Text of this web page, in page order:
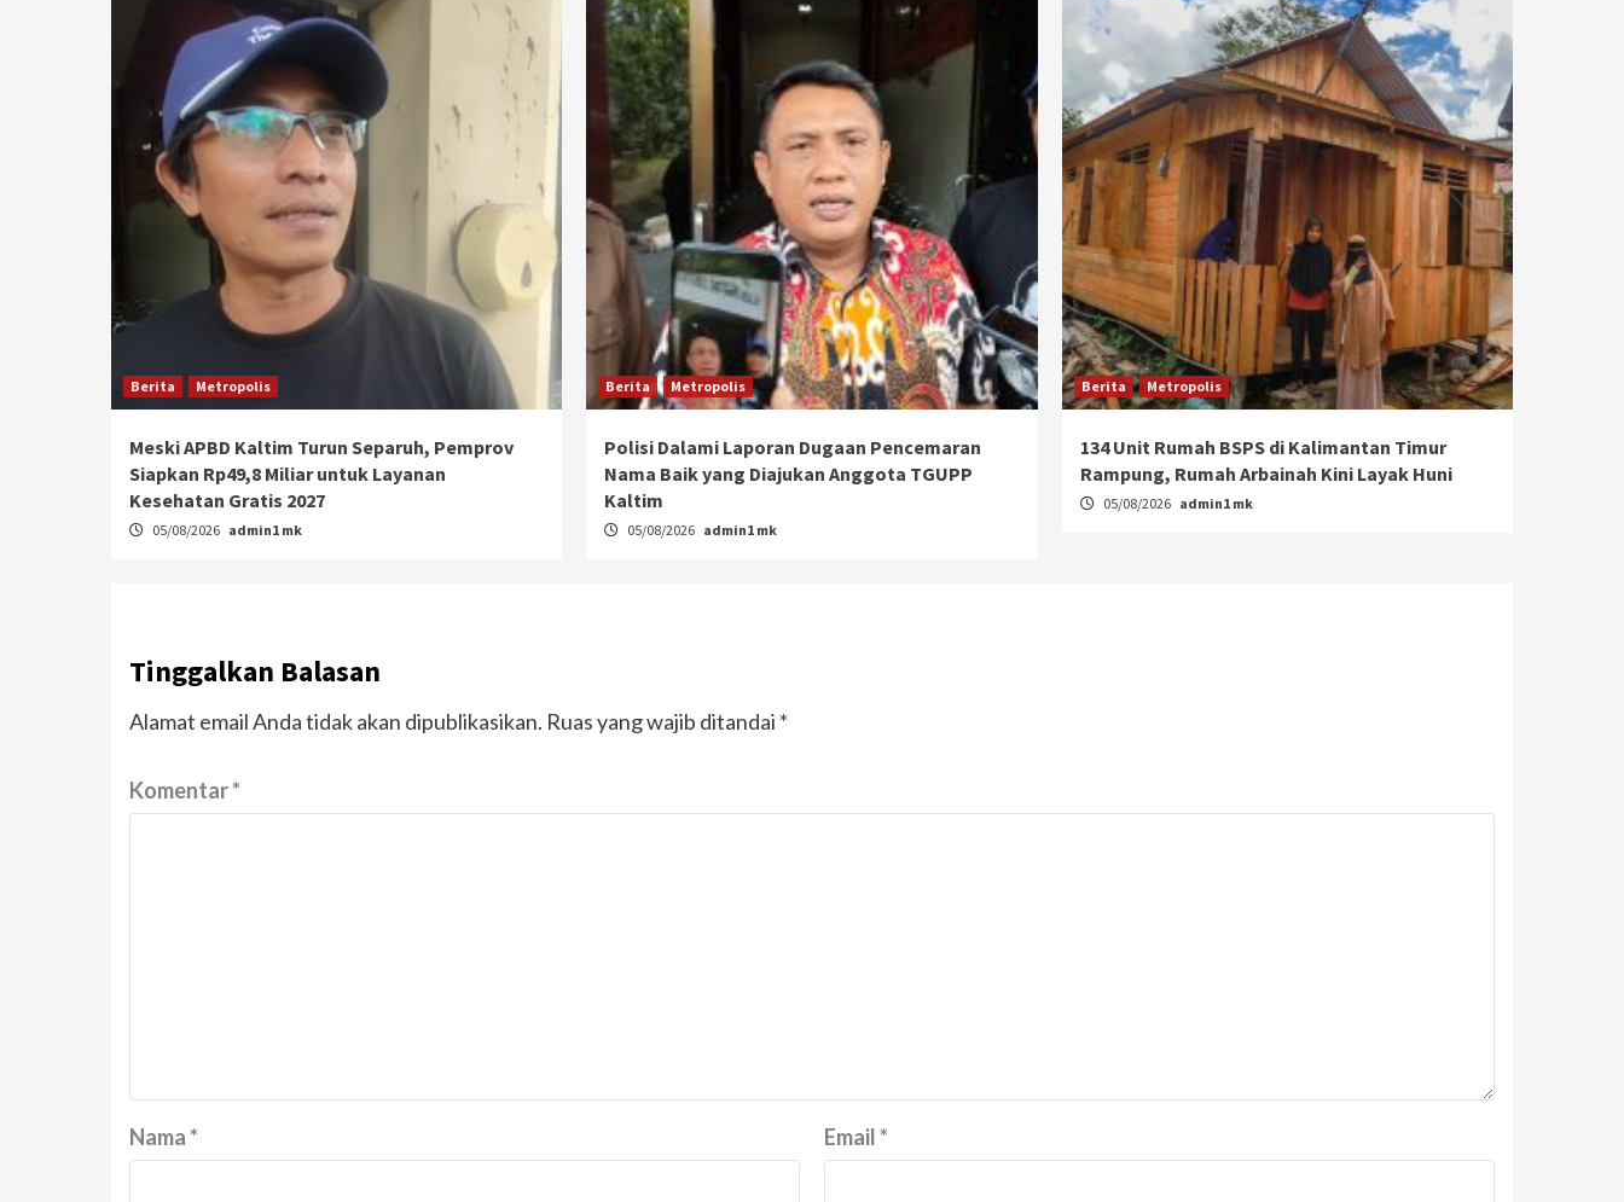
Berita Metropolis
Meski APBD Kaltim Turun Separuh, Pemprov
Siapkan Rp49,8 Miliar untuk Layanan
Kesehatan Gratis 2027
05/08/2026 admin1 mk
Berita Metropolis
Polisi Dalami Laporan Dugaan Pencemaran
Nama Baik yang Diajukan Anggota TGUPP
Kaltim
05/08/2026 admin1 mk
Berita Metropolis
134 Unit Rumah BSPS di Kalimantan Timur
Rampung, Rumah Arbainah Kini Layak Huni
05/08/2026 admin1 mk
Tinggalkan Balasan
Alamat email Anda tidak akan dipublikasikan. Ruas yang wajib ditandai *
Komentar*
Nama* Email*